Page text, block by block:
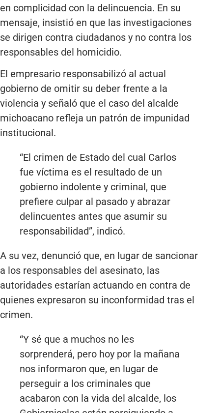
en complicidad con la delincuencia. En su
mensaje, insistió en que las investigaciones
se dirigen contra ciudadanos y no contra los
responsables del homicidio.
El empresario responsabilizó al actual
gobierno de omitir su deber frente a la
violencia y señaló que el caso del alcalde
michoacano refleja un patrón de impunidad
institucional.
“El crimen de Estado del cual Carlos
fue víctima es el resultado de un
gobierno indolente y criminal, que
prefiere culpar al pasado y abrazar
delincuentes antes que asumir su
responsabilidad”, indicó.
A su vez, denunció que, en lugar de sancionar
a los responsables del asesinato, las
autoridades estarían actuando en contra de
quienes expresaron su inconformidad tras el
crimen.
“Y sé que a muchos no les
sorprenderá, pero hoy por la mañana
nos informaron que, en lugar de
perseguir a los criminales que
acabaron con la vida del alcalde, los